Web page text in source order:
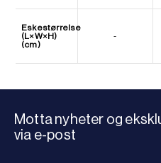
Eskestørrelse
(L×W×H)
(cm)
-
Motta nyheter og
via e-post